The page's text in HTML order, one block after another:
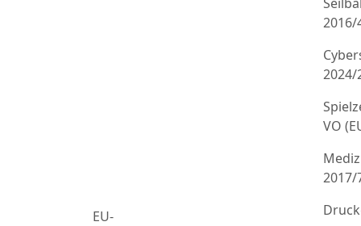
EU-
2016/
2024/
VO
2017/